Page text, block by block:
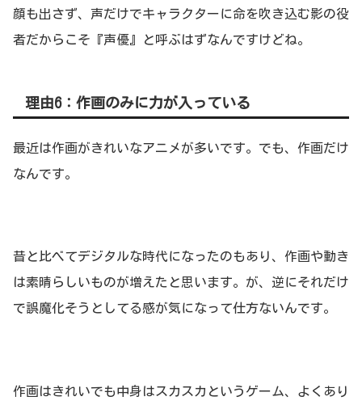
顔も出さず、声だけでキャラクターに命を吹き込む影の役
者だからこそ『声優』と呼ぶはずなんですけどね。
理由6：作画のみに力が入っている
最近は作画がきれいなアニメが多いです。でも、作画だけ
なんです。
昔と比べてデジタルな時代になったのもあり、作画や動き
は素晴らしいものが増えたと思います。が、逆にそれだけ
で誤魔化そうとしてる感が気になって仕方ないんです。
作画はきれいでも中身はスカスカというゲーム、よくあり